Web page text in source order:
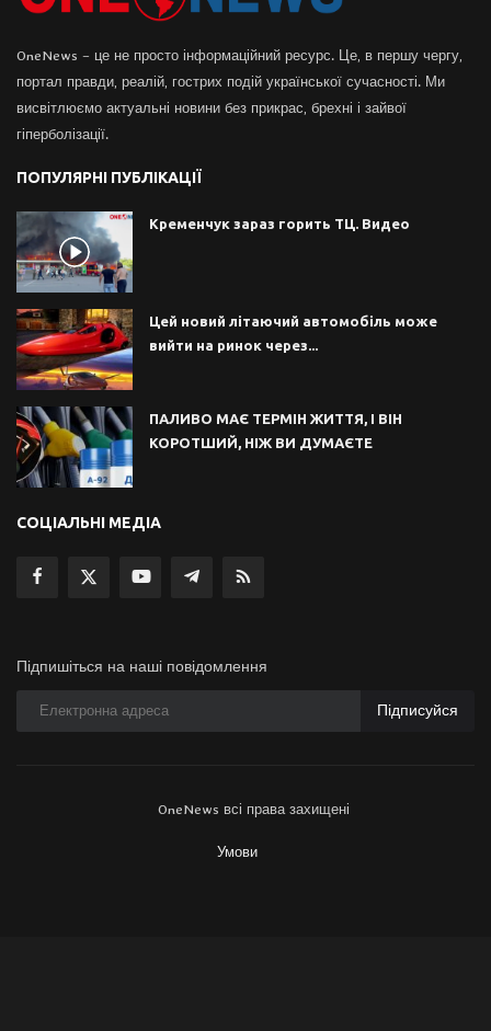
OneNews – це не просто інформаційний ресурс. Це, в першу чергу,
портал правди, реалій, гострих подій української сучасності. Ми
висвітлюємо актуальні новини без прикрас, брехні і зайвої
гіперболізації.
ПОПУЛЯРНІ ПУБЛІКАЦІЇ
Кременчук зараз горить ТЦ. Видео
Цей новий літаючий автомобіль може
вийти на ринок через...
ПАЛИВО МАЄ ТЕРМІН ЖИТТЯ, І ВІН
КОРОТШИЙ, НІЖ ВИ ДУМАЄТЕ
СОЦІАЛЬНІ МЕДІА
Підпишіться на наші повідомлення
Підписуйся
OneNews всі права захищені
Умови